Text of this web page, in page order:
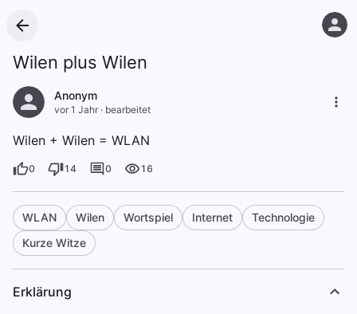
Wilen plus Wilen
Anonym
vor 1 Jahr · bearbeitet
Wilen + Wilen = WLAN
0 14 0 16
WLAN Wilen Wortspiel Internet
Technologie
Kurze Witze
Erklärung